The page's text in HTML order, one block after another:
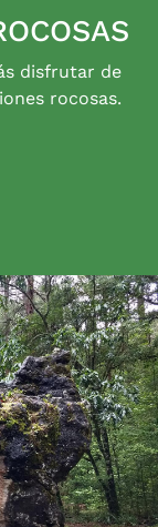
disfrutar de
rocosas.